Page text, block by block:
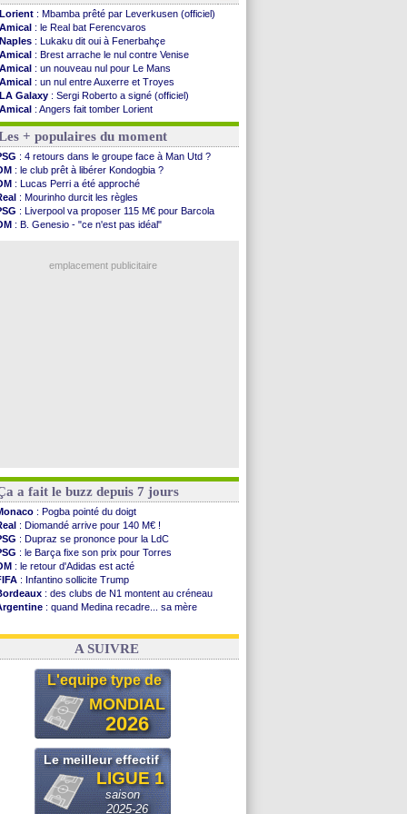
Lorient : Mbamba prêté par Leverkusen (officiel)
Amical : le Real bat Ferencvaros
Naples : Lukaku dit oui à Fenerbahçe
Amical : Brest arrache le nul contre Venise
Amical : un nouveau nul pour Le Mans
Amical : un nul entre Auxerre et Troyes
LA Galaxy : Sergi Roberto a signé (officiel)
Amical : Angers fait tomber Lorient
Amical: le Paris FC corrigé par Mayence
Amical : Rennes encore battu par Brentford
Amical: Paris SG 1-1 Man Utd (fini)
Barça : De Jong menacé par l’arrivée de...
Atletico: Simeone ferme la porte pour Alvarez
Amical: Lens battu par Sunderland avant le ...
Nottingham: O. Diomande arrive pour 40 M€
Amical: Strasbourg s'incline encore
Amical: Lille s'impose à Hambourg
: Paris SG-Man Utd, les compos
+ populaires du moment
: 4 retours dans le groupe face à Man Utd ?
: le club prêt à libérer Kondogbia ?
: Lucas Perri a été approché
: Mourinho durcit les règles
: Liverpool va proposer 115 M€ pour Barcola
: B. Genesio - "ce n'est pas idéal"
emplacement publicitaire
a fait le buzz depuis 7 jours
: Pogba pointé du doigt
: Diomandé arrive pour 140 M€ !
: Dupraz se prononce pour la LdC
: le Barça fixe son prix pour Torres
: le retour d'Adidas est acté
: Infantino sollicite Trump
: des clubs de N1 montent au créneau
: quand Medina recadre... sa mère
: Paixão attire un 2e club anglais
A SUIVRE
L'equipe type de
MONDIAL
2026
Le meilleur effectif
LIGUE 1
saison
2025-26